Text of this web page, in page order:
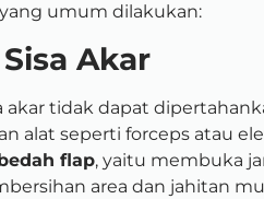
umum dilakukan:
Akar
akar tidak dapat
alat seperti forceps atau
flap, yaitu membuka
area dan jahitan